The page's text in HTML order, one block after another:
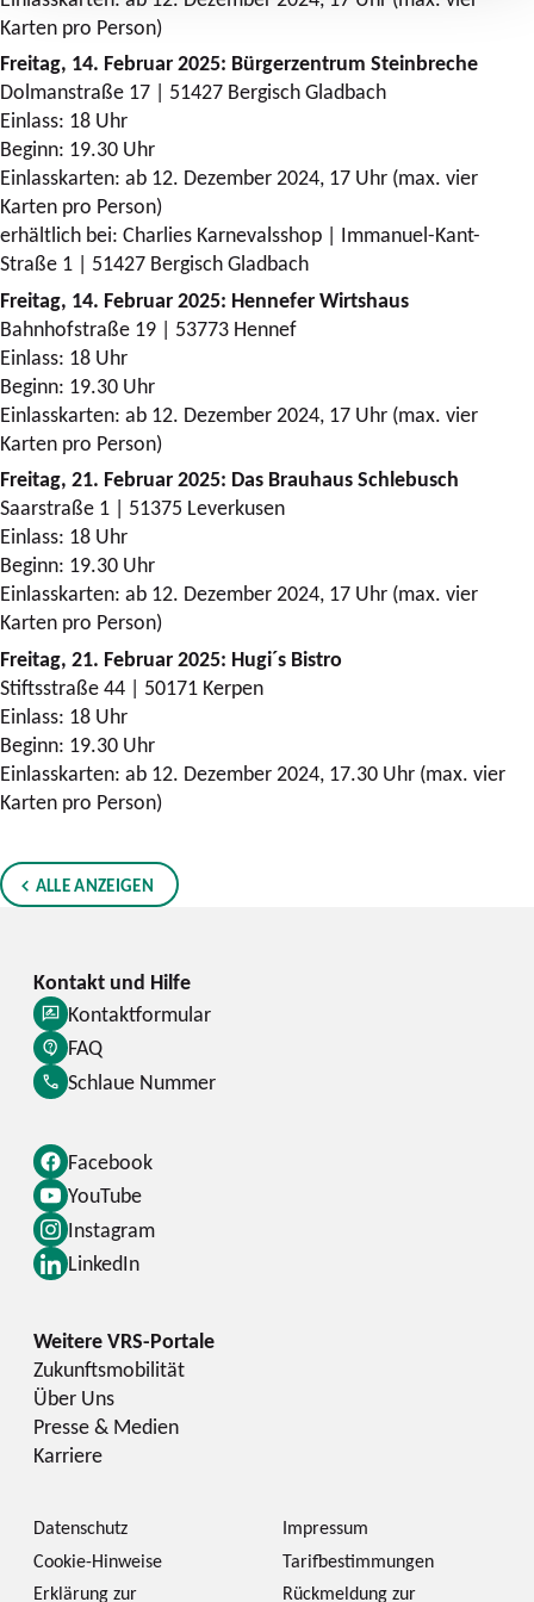
Karten pro Person)
Freitag, 14. Februar 2025: Bürgerzentrum Steinbreche
Dolmanstraße 17 | 51427 Bergisch Gladbach
Einlass: 18 Uhr
Beginn: 19.30 Uhr
Einlasskarten: ab 12. Dezember 2024, 17 Uhr (max. vier
Karten pro Person)
erhältlich bei: Charlies Karnevalsshop | Immanuel-Kant-
Straße 1 | 51427 Bergisch Gladbach
Freitag, 14. Februar 2025: Hennefer Wirtshaus
Bahnhofstraße 19 | 53773 Hennef
Einlass: 18 Uhr
Beginn: 19.30 Uhr
Einlasskarten: ab 12. Dezember 2024, 17 Uhr (max. vier
Karten pro Person)
Freitag, 21. Februar 2025: Das Brauhaus Schlebusch
Saarstraße 1 | 51375 Leverkusen
Einlass: 18 Uhr
Beginn: 19.30 Uhr
Einlasskarten: ab 12. Dezember 2024, 17 Uhr (max. vier
Karten pro Person)
Freitag, 21. Februar 2025: Hugi´s Bistro
Stiftsstraße 44 | 50171 Kerpen
Einlass: 18 Uhr
Beginn: 19.30 Uhr
Einlasskarten: ab 12. Dezember 2024, 17.30 Uhr (max. vier
Karten pro Person)
ALLE ANZEIGEN
Facebook
YouTube
Instagram
LinkedIn
Kontaktformular
FAQ
Schlaue Nummer
Zukunftsmobilität
Über Uns
Presse & Medien
Karriere
Datenschutz
Impressum
Cookie-Hinweise
Tarifbestimmungen
Erklärung zur
Rückmeldung zur